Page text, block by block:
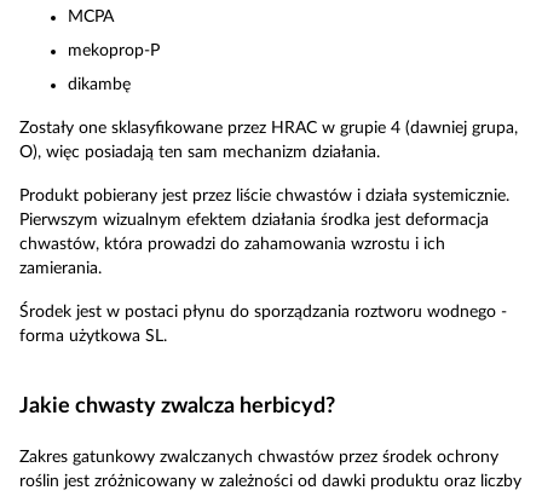
MCPA
mekoprop-P
dikambę
Zostały one sklasyfikowane przez HRAC w grupie 4 (dawniej grupa,
O), więc posiadają ten sam mechanizm działania.
Produkt pobierany jest przez liście chwastów i działa systemicznie.
Pierwszym wizualnym efektem działania środka jest deformacja
chwastów, która prowadzi do zahamowania wzrostu i ich
zamierania.
Środek jest w postaci płynu do sporządzania roztworu wodnego -
forma użytkowa SL.
Jakie chwasty zwalcza herbicyd?
Zakres gatunkowy zwalczanych chwastów przez środek ochrony
roślin jest zróżnicowany w zależności od dawki produktu oraz liczby